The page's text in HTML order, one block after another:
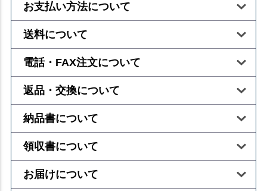
お支払い方法について
送料について
電話・FAX注文について
返品・交換について
納品書について
領収書について
お届けについて